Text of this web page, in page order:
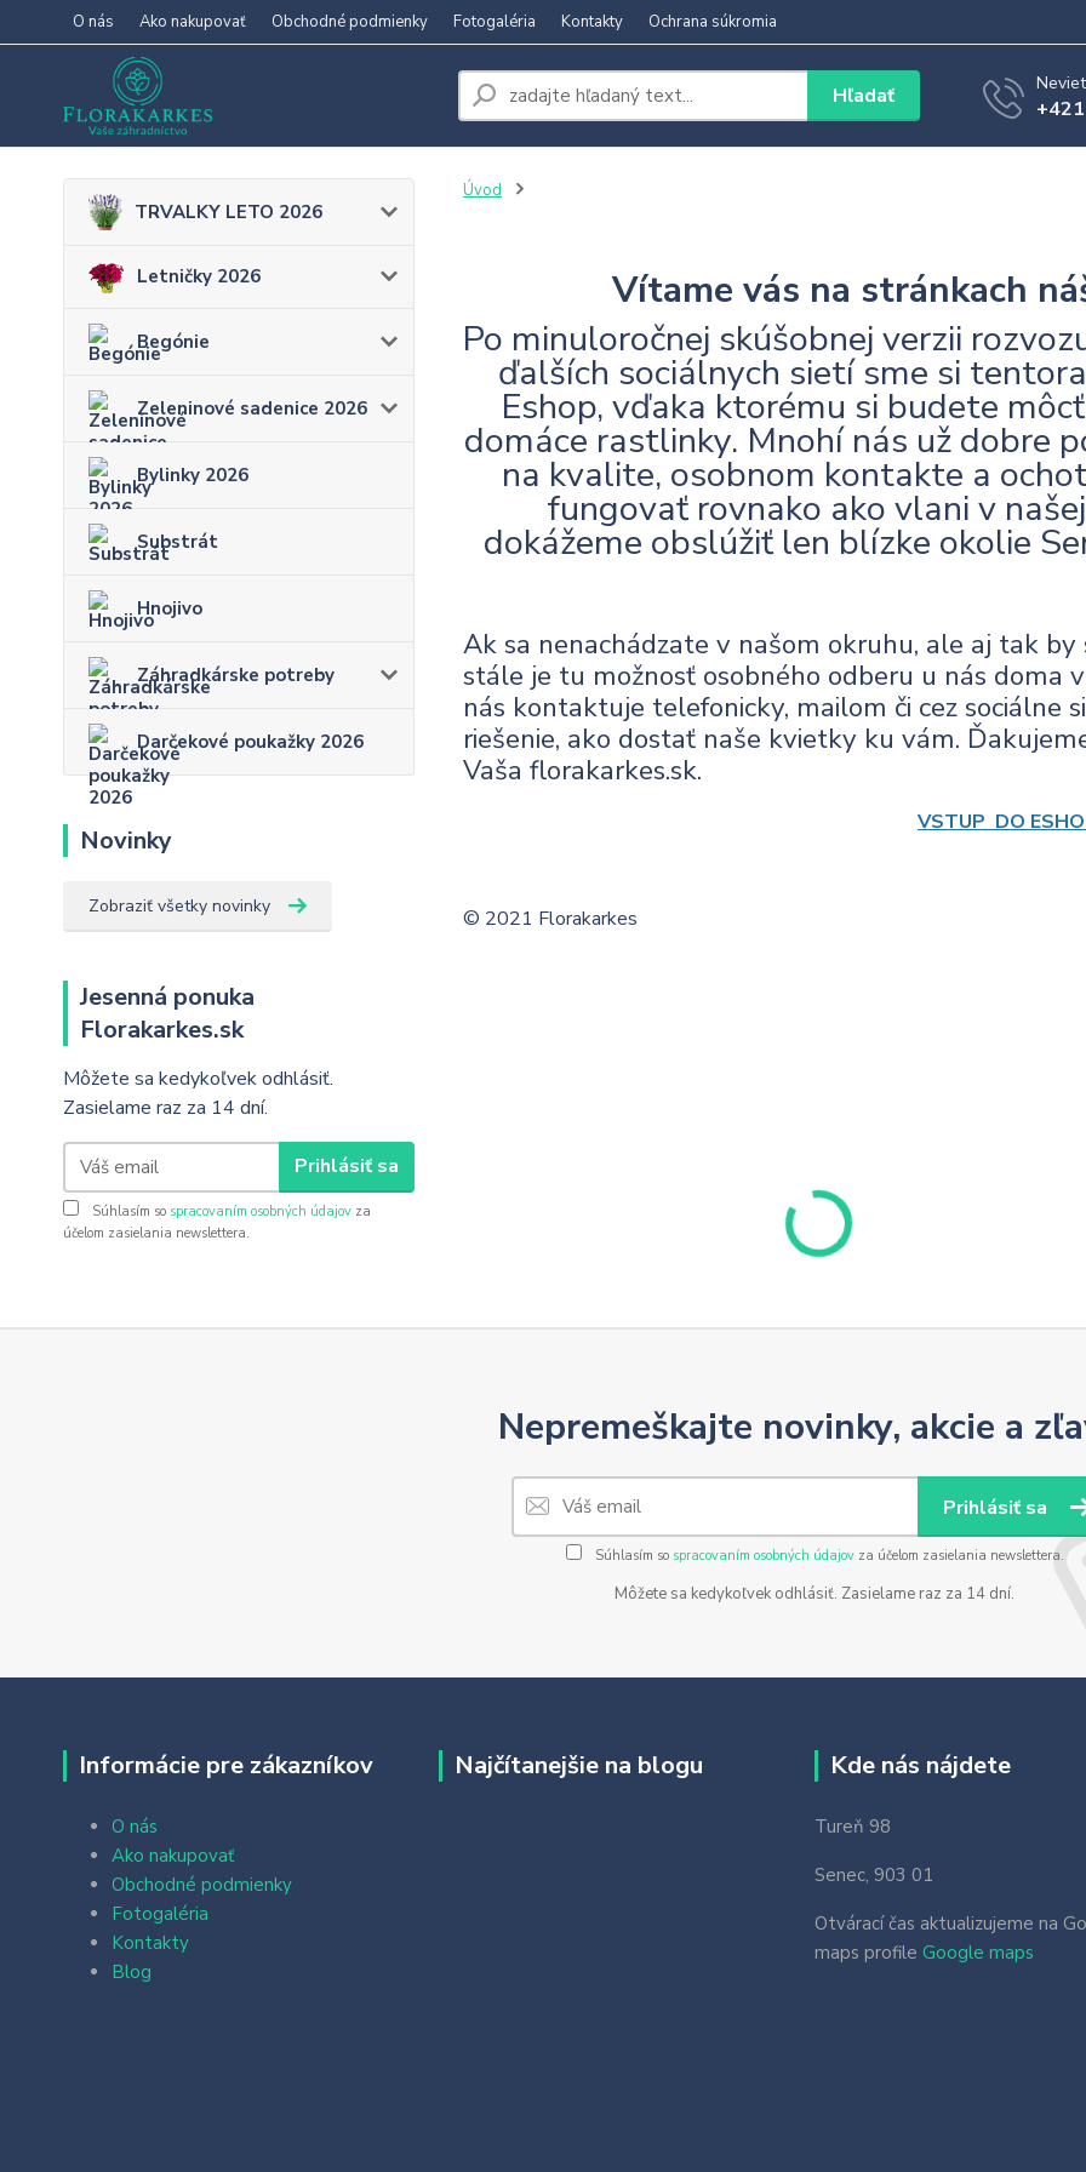
O nás Ako nakupovať Obchodné podmienky Fotogaléria Kontakty Ochrana súkromia
Hľadať
TRVALKY LETO 2026
Letničky 2026
Begónie
Zeleninové sadenice 2026
Bylinky 2026
Substrát
Hnojivo
Záhradkárske potreby
Darčekové poukažky 2026
Novinky
Zobraziť všetky novinky
Jesenná ponuka
Florakarkes.sk
Môžete sa kedykoľvek odhlásiť.
Zasielame raz za 14 dní.
Prihlásiť sa
Súhlasím so spracovaním osobných údajov za
účelom zasielania newslettera.
Úvod
Vítame vás na stránkach
Po minuloročnej skúšobnej verzii
ďalších sociálnych sietí sme si
Eshop, vďaka ktorému si budete
domáce rastlinky. Mnohí nás už dobre
na kvalite, osobnom kontakte a
fungovať rovnako ako vlani v
dokážeme obslúžiť len blízke okolie
Ak sa nenachádzate v našom okruhu, ale aj tak
stále je tu možnosť osobného odberu u nás doma
nás kontaktuje telefonicky, mailom či cez sociálne
riešenie, ako dostať naše kvietky ku vám.
Vaša florakarkes.sk.
VSTUP DO
© 2021 Florakarkes
Nepremeškajte novinky, akcie a
Prihlásiť sa
Súhlasím so spracovaním osobných údajovza účelom zasielania newslettera.
Môžete sa kedykoľvek odhlásiť. Zasielame raz za 14 dní.
Informácie pre zákazníkov
O nás
Ako nakupovať
Obchodné podmienky
Fotogaléria
Kontakty
Blog
Najčítanejšie na blogu Kde nás nájdete
Tureň 98
Senec, 903 01
Otvárací čas aktualizujeme na
maps profile Google maps